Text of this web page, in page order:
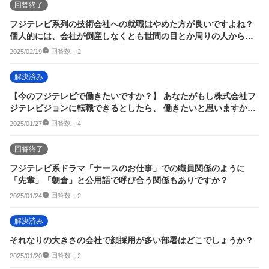
回答終了
フジテレビ系列の技術会社への就職はやめた方が良いですよね？
個人的には、会社が倒産しなくとも世間の目とか周りの人からの
視線が痛くなると...
2025/02/19 回答数： 2
解決済み
【今のフジテレビで働きたいですか？】 あなたがもし株式会社フ
ジテレビジョンに転職できるとしたら、 働きたいと思いますか？
部署はどこ...
2025/01/27 回答数： 4
回答終了
フジテレビ系ドラマ「ナースのお仕事」での職員関係のように
「先輩」「朝倉」と公用語で呼び合う関係もありですか？
2025/01/24 回答数： 2
解決済み
それなりの大きさの会社で顔採用が多い部署はどこでしょうか？
2025/01/20 回答数： 2